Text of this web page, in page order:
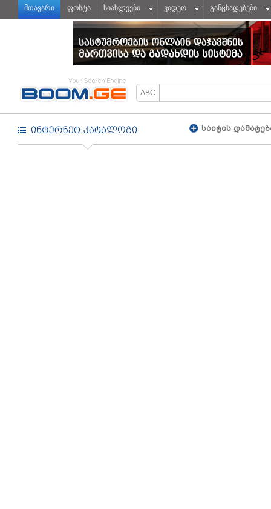
მთავარი ფოსტა სიახლეები ვიდეო განცხადებები
საიტის